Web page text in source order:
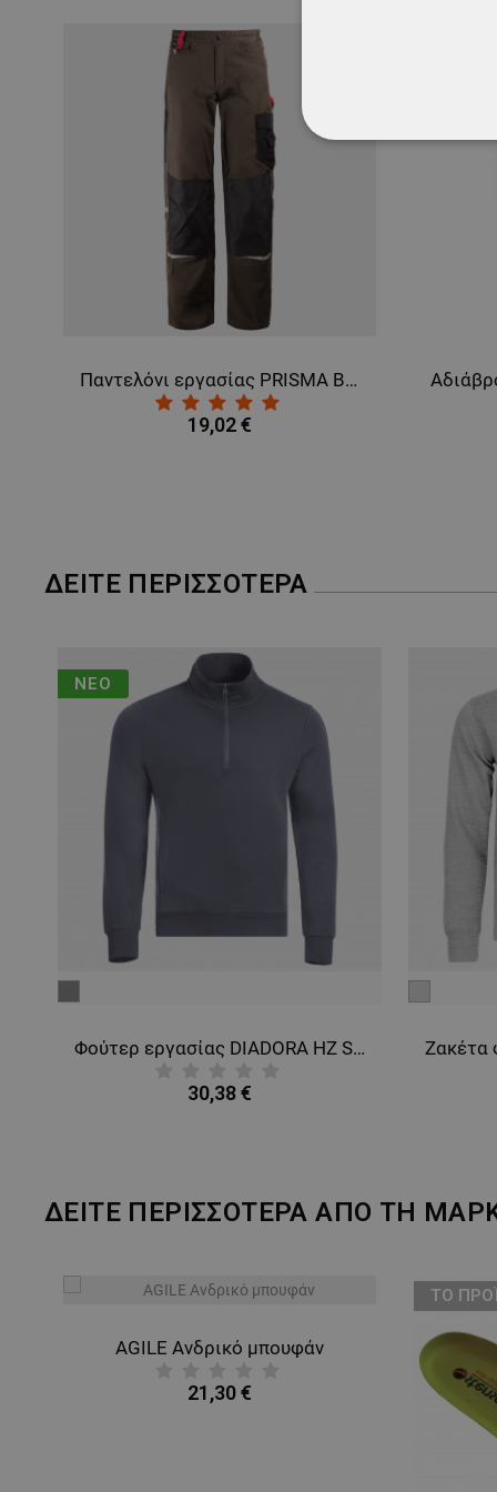
Αδιάβροχη καπαρντίνα CREEK GREEN
9,92 €
ΔΕΊΤΕ ΠΕΡΙΣΣΌΤΕΡΑ
Ζακέτα φούτερ REMO GRAY MELANGE
22,94 €
ΔΕΙΤΕ ΠΕΡΙΣΣΟΤΕΡΑ ΑΠΟ ΤΗ
ТΟ ΠΡΟΪΌΝ ΈΧΕΙ ΕΞΑΝΤΛΗΘΕΊ
ΑΠΟΛΎΤΩΣ
ΜΗ